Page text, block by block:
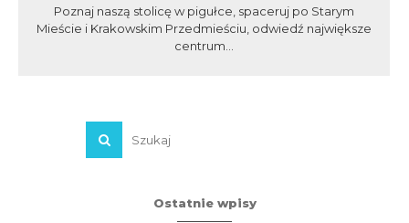
Poznaj naszą stolicę w pigułce, spaceruj po Starym
Mieście i Krakowskim Przedmieściu, odwiedź największe
centrum...
Ostatnie wpisy